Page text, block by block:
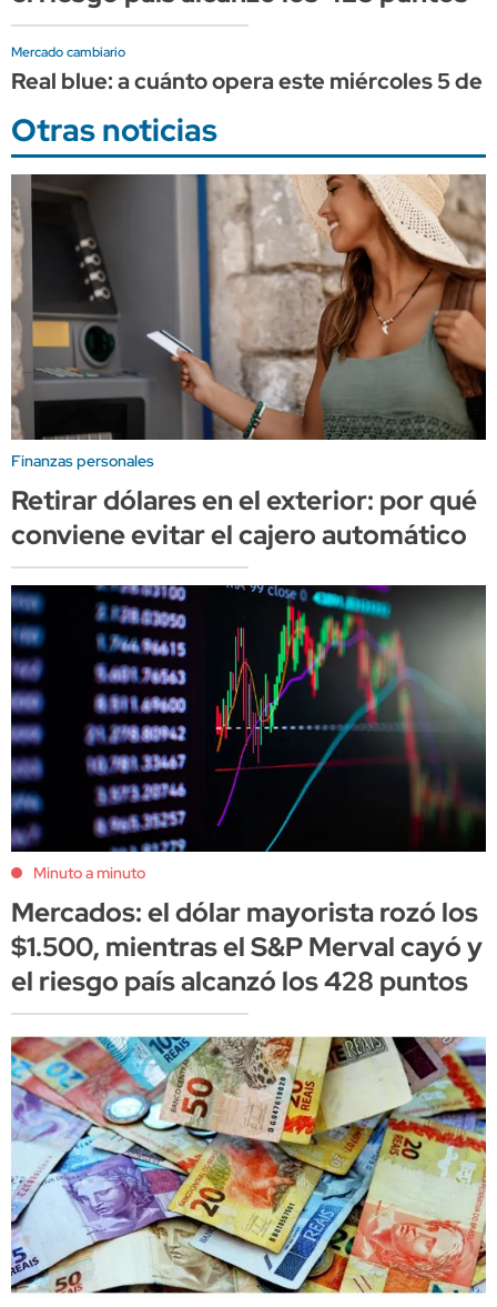
Mercado cambiario
Real blue: a cuánto opera este miércoles 5 de
Otras noticias
Finanzas personales
Retirar dólares en el exterior: por qué
conviene evitar el cajero automático
Minuto a minuto
Mercados: el dólar mayorista rozó los
$1.500, mientras el S&P Merval cayó y
el riesgo país alcanzó los 428 puntos